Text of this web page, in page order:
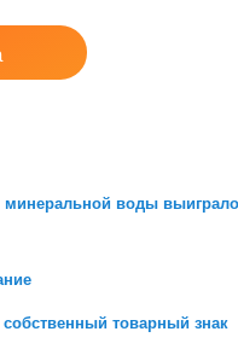
воды
товарный знак